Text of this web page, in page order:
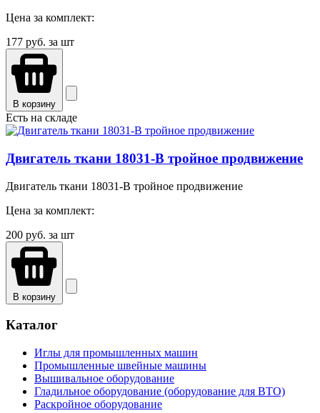
Цена за комплект:
177 руб. за шт
В корзину
Есть на складе
Двигатель ткани 18031-B тройное продвижение
Двигатель ткани 18031-B тройное продвижение
Цена за комплект:
200 руб. за шт
В корзину
Каталог
Иглы для промышленных машин
Промышленные швейные машины
Вышивальное оборудование
Гладильное оборудование (оборудование для ВТО)
Раскройное оборудование